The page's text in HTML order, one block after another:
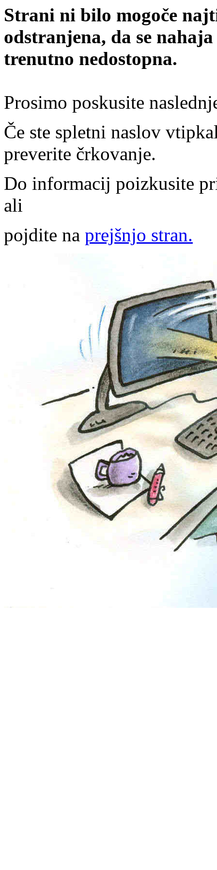
Strani ni bilo mogoče
odstranjena, da se
trenutno nedostopna.
Prosimo poskusite
Če ste spletni naslov
preverite črkovanje.
Do informacij poizkusite
ali
pojdite na prejšnjo stran.